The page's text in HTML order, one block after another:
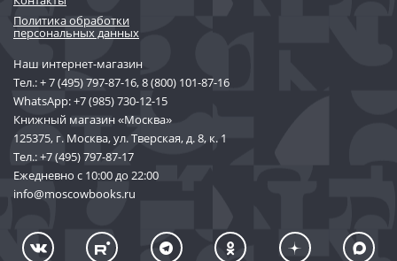
Политика обработки
персональных данных
Наш интернет-магазин
Тел.:+ 7 (495) 797-87-16,8 (800) 101-87-16
WhatsApp:+7 (985) 730-12-15
Книжный магазин «Москва»
125375, г. Москва, ул. Тверская, д. 8, к. 1
Тел.:+7 (495) 797-87-17
Ежедневно с 10:00 до 22:00
info@moscowbooks.ru